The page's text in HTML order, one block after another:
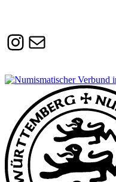
Instagram
heidelberg.de